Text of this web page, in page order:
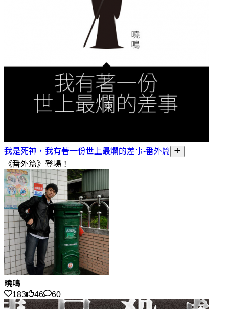
我是死神，我有著一份世上最爛的差事-番外篇
《番外篇》登場！
曉鳴
183
46 60